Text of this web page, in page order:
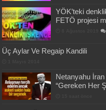
YÖK’teki
FETÖ projesi
Üç Aylar Ve Regaip Kandili
Netanyahu
“Gereken Her